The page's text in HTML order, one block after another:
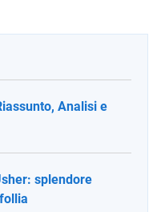
Analisi e
splendore